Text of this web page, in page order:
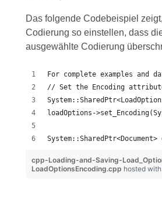
Das folgende Codebeispiel
Codierung so einstellen, dass
ausgewählte Codierung
For complete examples and
// Set the Encoding
loadOptions-
cpp-Loading-and-Saving-
LoadOptionsEncoding.cpp hosted